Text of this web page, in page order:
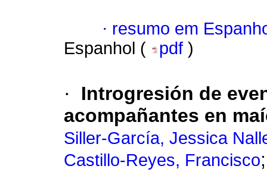
· resumo em
Espanhol (
pdf )
·
Introgresión de
acompañantes en
Siller-García, Jessica
Castillo-Reyes, Francisco